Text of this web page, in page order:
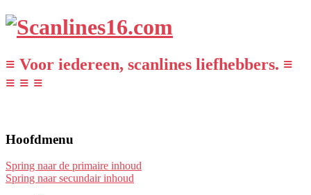
≡ Voor iedereen, scanlines liefhebbers. ≡
≡ ≡ ≡
Hoofdmenu
Spring naar de primaire inhoud
Spring naar secundair inhoud